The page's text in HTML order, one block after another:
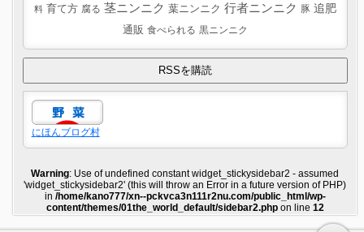
料 育て方 腐る 茎ニンニク 葉ニンニク 行者ニンニク 豚 追肥
通販 食べられる 黒ニンニク
にほんブログ村
Warning: Use of undefined constant widget_stickysidebar2 - assumed
'widget_stickysidebar2' (this will throw an Error in a future version of PHP)
in /home/kano777/xn--pckvca3n111r2nu.com/public_html/wp-
content/themes/01the_world_default/sidebar2.phpon line 12